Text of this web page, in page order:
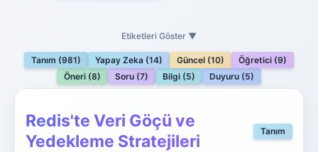
Etiketleri Göster ▼
Tanım (981) Yapay Zeka (14) Güncel (10)
Öğretici (9)
Öneri (8)
Soru (7) Bilgi (5) Duyuru (5)
Redis'te Veri Göçü ve
Yedekleme Stratejileri
Tanım